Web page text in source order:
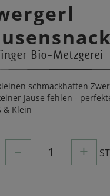
Bio-Metzgerei
schmackhaften
Jause fehlen -
& Klein
– 1 +